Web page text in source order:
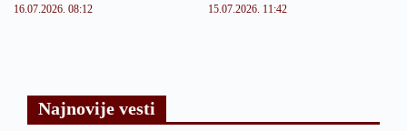
16.07.2026. 08:12 15.07.2026. 11:42
Najnovije vesti